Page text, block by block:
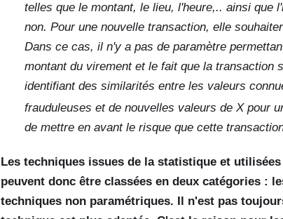
telles que le montant, le lieu, l'heure,.. ainsi que
non. Pour une nouvelle transaction, elle
Dans ce cas, il n'y a pas de paramètre
montant du virement et le fait que la transaction
identifiant des similarités entre les valeurs
frauduleuses et de nouvelles valeurs de X pour
de mettre en avant le risque que cette
Les techniques issues de la statistique et
peuvent donc être classées en deux catégories :
techniques non paramétriques. Il n'est pas